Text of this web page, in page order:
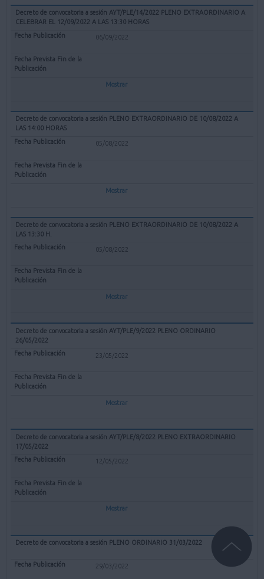
Decreto de convocatoria a sesión AYT/PLE/14/2022 PLENO EXTRAORDINARIO A
CELEBRAR EL 12/09/2022 A LAS 13:30 HORAS
06/09/2022
Mostrar
Decreto de convocatoria a sesión PLENO EXTRAORDINARIO DE 10/08/2022 A
LAS 14:00 HORAS
05/08/2022
Mostrar
Decreto de convocatoria a sesión PLENO EXTRAORDINARIO DE 10/08/2022 A
LAS 13:30 H.
05/08/2022
Mostrar
Decreto de convocatoria a sesión AYT/PLE/9/2022 PLENO ORDINARIO
26/05/2022
23/05/2022
Mostrar
Decreto de convocatoria a sesión AYT/PLE/8/2022 PLENO EXTRAORDINARIO
17/05/2022
12/05/2022
Mostrar
Decreto de convocatoria a sesión PLENO ORDINARIO 31/03/2022
29/03/2022